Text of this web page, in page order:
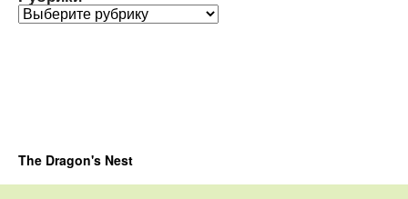
Рубрики
The Dragon's Nest